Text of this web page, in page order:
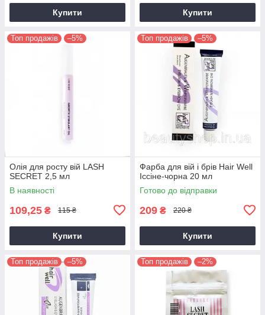
Купити Купити
Топ продажів –5%
Олія для росту вій LASH
SECRET 2,5 мл
В наявності
109,25 ₴ 115 ₴
Купити
Топ продажів –5%
Фарба для вій і брів Hair Well
Іссіне-чорна 20 мл
Готово до відправки
209 ₴ 220 ₴
Купити
Топ продажів –5% Топ продажів –2%